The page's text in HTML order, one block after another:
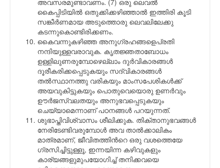
കൈപ്പിടിയില്‍ ഒതുക്കിക്കഴിഞ്ഞാല്‍ ഇത്തിരി കൂടി
സങ്കീര്‍ണമായ അടുത്തൊരു ലെവലിലേക്കു
കടന്നുകൊണ്ടിരിക്കണം.
കൈവന്നുകഴിഞ്ഞ അനുഗ്രഹങ്ങളെപ്രതി
നന്ദിയുള്ളവരാവുക. കൃതജ്ഞതാബോധം
ഉള്ളിലുണരുമ്പോഴെല്ലാം ദുര്‍വികാരങ്ങള്‍
ദൂരീകരിക്കപ്പെടുകയും സദ്‌വികാരങ്ങള്‍
തല്‍സ്ഥാനത്തു വരികയും മാംസപേശികള്‍ക്ക്
അയവുകിട്ടുകയും പൊതുവെയൊരു ഉണര്‍വും
ഊര്‍ജസ്വലതയും അനുഭവപ്പെടുകയും
ചെയ്യാമെന്നാണ് പഠനങ്ങള്‍ പറയുന്നത്.
ശുഭാപ്തിവിശ്വാസം ശീലിക്കുക. തിക്താനുഭവങ്ങള്‍
നേരിടേണ്ടിവരുമ്പോള്‍ അവ താല്‍ക്കാലികം
മാത്രമാണ്, ജീവിതത്തിന്‍റെ ഒരു വശത്തെയേ
ഗ്രസിച്ചിട്ടുള്ളൂ, ഇന്നയിന്ന കഴിവുകളും
കാര്യങ്ങളുമുപയോഗിച്ച് തനിക്കവയെ